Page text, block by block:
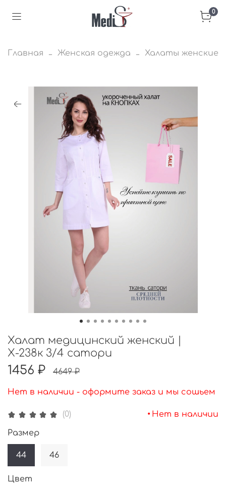
0
Главная Женская одежда Халаты женские
(0) • Нет в наличии
Халат медицинский женский |
Х-238к 3/4 сатори
1456 ₽ 4649 ₽
Нет в наличии - оформите заказ и мы сошьем
Размер
44 46
Цвет